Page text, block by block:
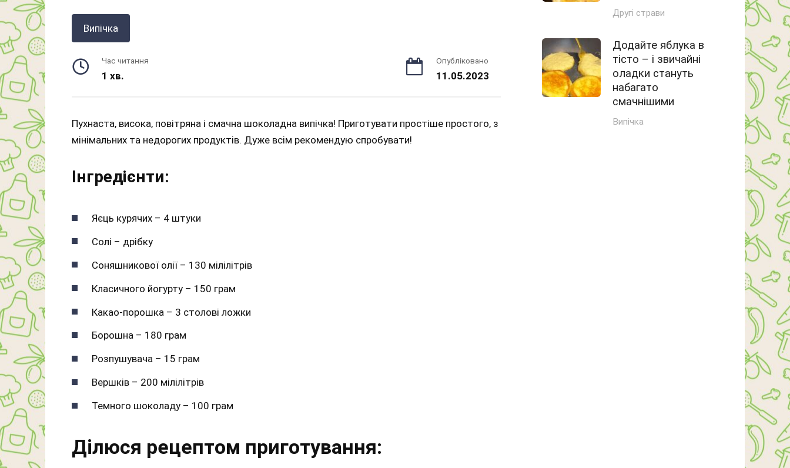
Випічка
Час читання
1 хв.
Опубліковано
11.05.2023
Пухнаста, висока, повітряна і смачна шоколадна випічка! Приготувати простіше простого, з
мінімальних та недорогих продуктів. Дуже всім рекомендую спробувати!
Інгредієнти:
Яєць курячих – 4 штуки
Солі – дрібку
Соняшникової олії – 130 мілілітрів
Класичного йогурту – 150 грам
Какао-порошка – 3 столові ложки
Борошна – 180 грам
Розпушувача – 15 грам
Вершків – 200 мілілітрів
Темного шоколаду – 100 грам
Ділюся рецептом приготування:
Другі страви
Додайте яблука в
тісто – і звичайні
оладки стануть
набагато
смачнішими
Випічка